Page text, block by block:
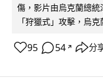
傷，影片由烏克蘭總
「狩獵式」攻擊，烏克
95 54 ↗ 分